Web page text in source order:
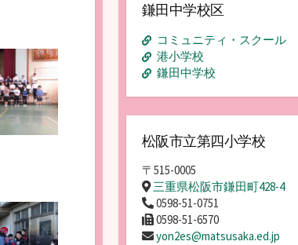
イ
ブ
鎌田中学校区
コミュニティ・スクール
港小学校
鎌田中学校
松阪市立第四小学校
〒515-0005
三重県松阪市鎌田町428-4
0598-51-0751
0598-51-6570
yon2es@matsusaka.ed.jp